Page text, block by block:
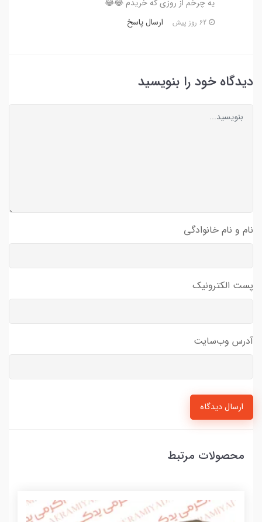
یه چرخم از روزی که خریدم 😂😂
ارسال پاسخ
دیدگاه خود را بنویسید
نام و نام خانوادگی
پست الکترونیک
آدرس وب‌سایت
ارسال دیدگاه
محصولات مرتبط